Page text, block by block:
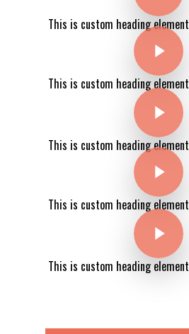
This is custom heading element
Play Video
This is custom heading element
Play Video
This is custom heading element
Play Video
This is custom heading element
Play Video
This is custom heading element